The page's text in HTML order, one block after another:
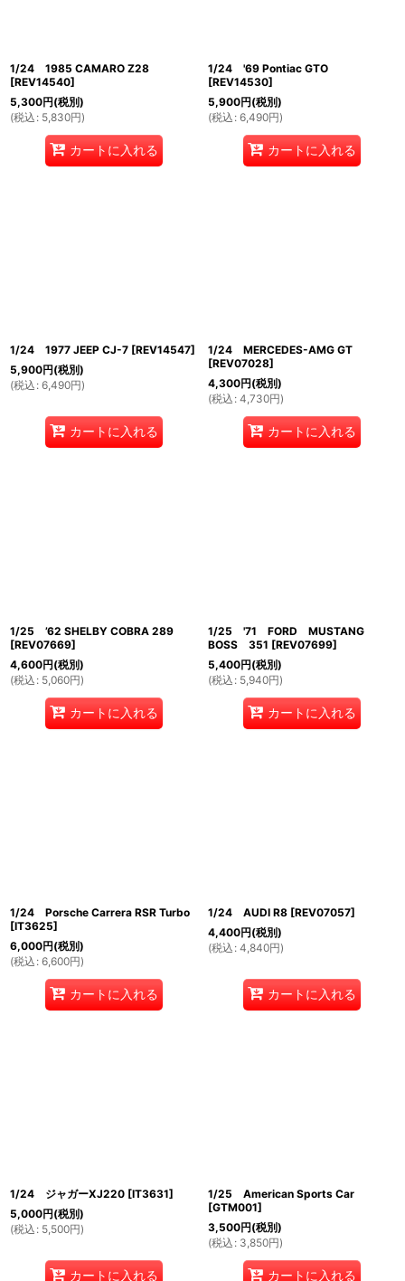
1/24 1985 CAMARO Z28
[REV14540]
5,300円(税別)
(税込 : 5,830円)
カートに入れる
1/24 '69 Pontiac GTO
[REV14530]
5,900円(税別)
(税込 : 6,490円)
カートに入れる
1/24 1977 JEEP CJ-7 [REV14547]
5,900円(税別)
(税込 : 6,490円)
カートに入れる
1/24 MERCEDES-AMG GT
[REV07028]
4,300円(税別)
(税込 : 4,730円)
カートに入れる
1/25 ’62 SHELBY COBRA 289
[REV07669]
4,600円(税別)
(税込 : 5,060円)
カートに入れる
1/25 '71 FORD MUSTANG
BOSS 351 [REV07699]
5,400円(税別)
(税込 : 5,940円)
カートに入れる
1/24 Porsche Carrera RSR Turbo
[IT3625]
6,000円(税別)
(税込 : 6,600円)
カートに入れる
1/24 AUDI R8 [REV07057]
4,400円(税別)
(税込 : 4,840円)
カートに入れる
1/24 ジャガーXJ220 [IT3631]
5,000円(税別)
(税込 : 5,500円)
カートに入れる
1/25 American Sports Car
[GTM001]
3,500円(税別)
(税込 : 3,850円)
カートに入れる